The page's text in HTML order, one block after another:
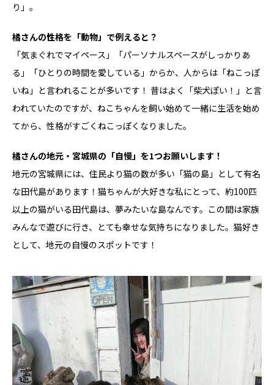
り」。
――橘さんの性格を「動物」で例えると？
「気まぐれでマイペース」「パーソナルスペースがしっかりあ
る」「ひとりの時間を愛している」からか、人からは「ねこっぽ
いね」と言われることが多いです！ 昔はよく「柴犬ぽい！」と言
われていたのですが、ねこちゃんを飼い始めて一緒に生活を始め
てから、性格がすごくねこっぽくなりました。
――橘さんの地元・宮城県の「自慢」を1つお願いします！
地元の宮城県には、住民より猫の数が多い「猫の島」として有名
な田代島があります！猫ちゃんが大好きな私にとって、約100匹
以上の猫がいる田代島は、夢みたいな島なんです。この間は家族
みんなで遊びに行き、とても幸せな気持ちになりました。猫好き
として、地元の自慢のスポットです！